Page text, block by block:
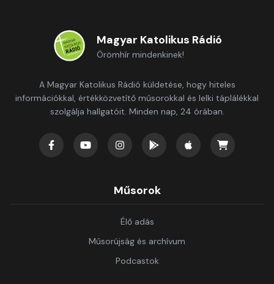
Magyar Katolikus Rádió
Örömhír mindenkinek!
A Magyar Katolikus Rádió küldetése, hogy hiteles
információkkal, értékközvetítő műsorokkal és lelki táplálékkal
szolgálja hallgatóit. Minden nap, 24 órában.
Műsorok
Élő adás
Műsorújság és archívum
Podcastok